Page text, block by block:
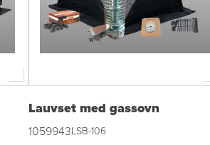
Lauvset med gassovn
1059943LSB-106